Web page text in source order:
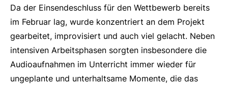
Da der Einsendeschluss für den Wettbewerb bereits
im Februar lag, wurde konzentriert an dem Projekt
gearbeitet, improvisiert und auch viel gelacht. Neben
intensiven Arbeitsphasen sorgten insbesondere die
Audioaufnahmen im Unterricht immer wieder für
ungeplante und unterhaltsame Momente, die das